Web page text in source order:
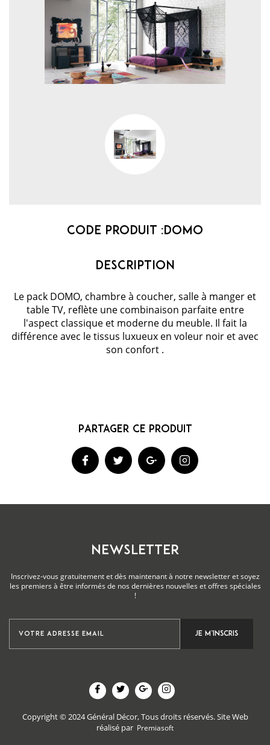
Code Produit :DOMO
Le pack DOMO, chambre à coucher, salle à manger et
table TV, reflète une combinaison parfaite entre
l'aspect classique et moderne du meuble. Il fait la
différence avec le tissus luxueux en voleur noir et avec
son confort .
NEWSLETTER
Inscrivez-vous gratuitement et dès maintenant à notre newsletter et soyez
les premiers à être informés de nos dernières nouvelles et offres spéciales
!
Copyright © 2024 Général Décor, Tous droits réservés.Site Web
réalisé par Premiasoft